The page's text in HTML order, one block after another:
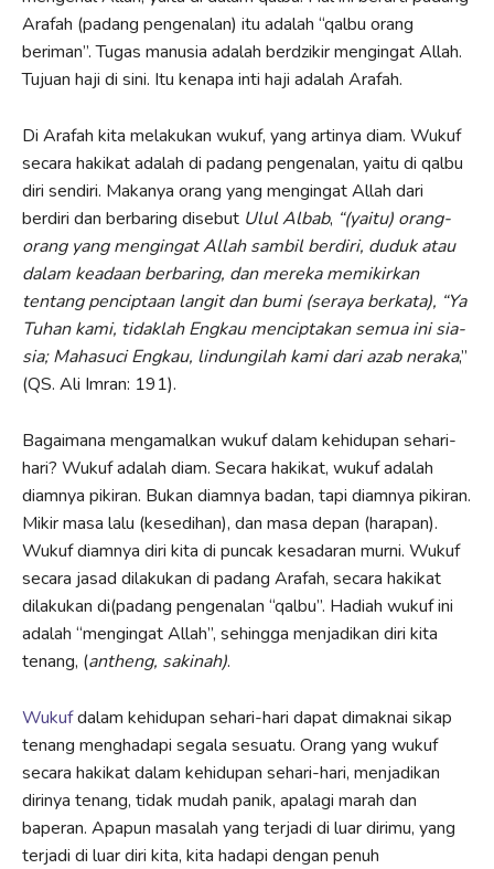
Arafah (padang pengenalan) itu adalah “qalbu orang
beriman”. Tugas manusia adalah berdzikir mengingat Allah.
Tujuan haji di sini. Itu kenapa inti haji adalah Arafah.
Di Arafah kita melakukan wukuf, yang artinya diam. Wukuf
secara hakikat adalah di padang pengenalan, yaitu di qalbu
diri sendiri. Makanya orang yang mengingat Allah dari
berdiri dan berbaring disebut Ulul Albab, “(yaitu) orang-
orang yang mengingat Allah sambil berdiri, duduk atau
dalam keadaan berbaring, dan mereka memikirkan
tentang penciptaan langit dan bumi (seraya berkata), “Ya
Tuhan kami, tidaklah Engkau menciptakan semua ini sia-
sia; Mahasuci Engkau, lindungilah kami dari azab neraka,”
(QS. Ali Imran: 191).
Bagaimana mengamalkan wukuf dalam kehidupan sehari-
hari? Wukuf adalah diam. Secara hakikat, wukuf adalah
diamnya pikiran. Bukan diamnya badan, tapi diamnya pikiran.
Mikir masa lalu (kesedihan), dan masa depan (harapan).
Wukuf diamnya diri kita di puncak kesadaran murni. Wukuf
secara jasad dilakukan di padang Arafah, secara hakikat
dilakukan di(padang pengenalan “qalbu”. Hadiah wukuf ini
adalah “mengingat Allah”, sehingga menjadikan diri kita
tenang, (antheng, sakinah).
Wukufdalam kehidupan sehari-hari dapat dimaknai sikap
tenang menghadapi segala sesuatu. Orang yang wukuf
secara hakikat dalam kehidupan sehari-hari, menjadikan
dirinya tenang, tidak mudah panik, apalagi marah dan
baperan. Apapun masalah yang terjadi di luar dirimu, yang
terjadi di luar diri kita, kita hadapi dengan penuh